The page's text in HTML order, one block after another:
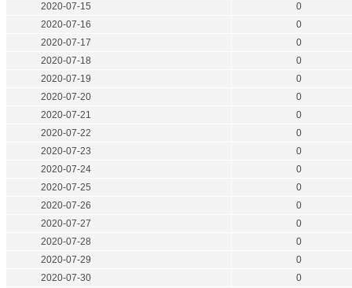
2020-07-15
0
2020-07-16
0
2020-07-17
0
2020-07-18
0
2020-07-19
0
2020-07-20
0
2020-07-21
0
2020-07-22
0
2020-07-23
0
2020-07-24
0
2020-07-25
0
2020-07-26
0
2020-07-27
0
2020-07-28
0
2020-07-29
0
2020-07-30
0